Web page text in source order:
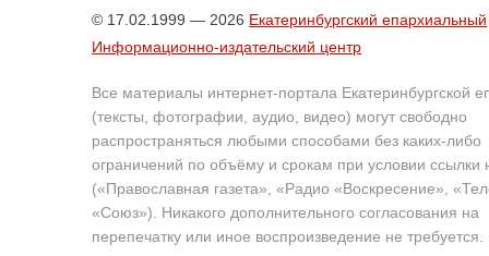
© 17.02.1999 — 2026 Екатеринбургский епархиальный
Информационно-издательский центр
Все материалы интернет-портала Екатеринбургской
(тексты, фотографии, аудио, видео) могут свободно
распространяться любыми способами без каких-либо
ограничений по объёму и срокам при условии ссылки
(«Православная газета», «Радио «Воскресение»,
«Союз»). Никакого дополнительного согласования на
перепечатку или иное воспроизведение не требуется.